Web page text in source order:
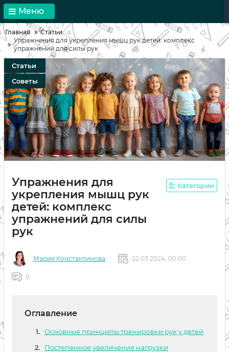
Меню
Главная
Статьи
Упражнения для укрепления мышц рук детей: комплекс
упражнений для силы рук
Статьи
Советы
Упражнения для
укрепления мышц рук
детей: комплекс
упражнений для силы
рук
Категории
Мария Константинова 22 03 2024, 00:00
0
Оглавление
Основные принципы тренировки рук у детей
Постепенное увеличение нагрузки